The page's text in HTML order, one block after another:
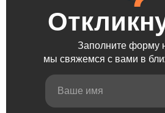
Заполните форму
мы свяжемся с вами в